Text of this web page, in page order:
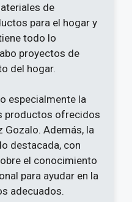
de
para el hogar y
todo lo
proyectos de
del hogar.
especialmente la
productos ofrecidos
Gozalo. Además, la
destacada, con
el conocimiento
para ayudar en la
adecuados.